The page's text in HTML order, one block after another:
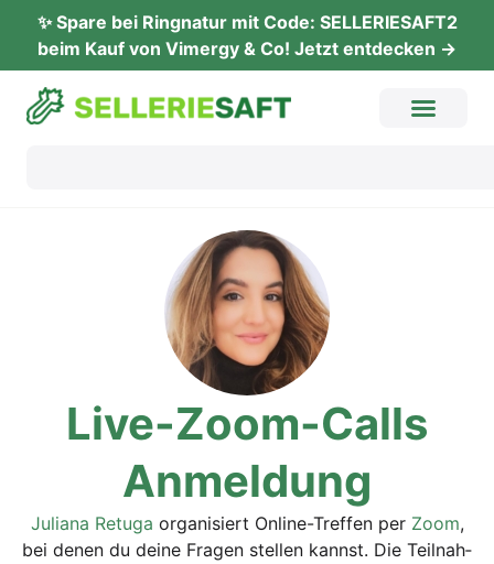
✨ Spare bei Ringnatur mit Code: SELLERIESAFT2
beim Kauf von Vimergy & Co! Jetzt entdecken →
Live-Zoom-Calls
Anmel­dung
Julia­na Retu­ga orga­ni­siert Online-Tref­fen per Zoom,
bei denen du dei­ne Fra­gen stel­len kannst. Die Teil­nah­